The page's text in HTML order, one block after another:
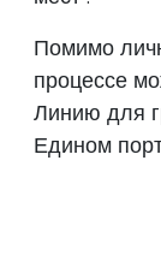
Помимо
процессе
Линию для
Едином